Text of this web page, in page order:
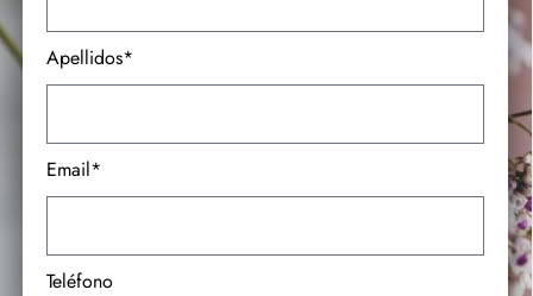
Apellidos*
Email*
Teléfono